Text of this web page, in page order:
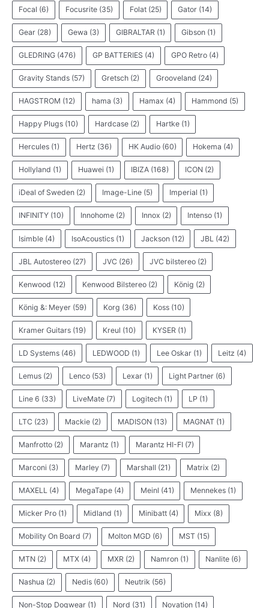
Focal (6) Focusrite (35) Folat (25) Gator (14)
Gear (28) Gewa (3) GIBRALTAR (1) Gibson (1)
GLEDRING (476) GP BATTERIES (4) GPO Retro (4)
Gravity Stands (57) Gretsch (2) Grooveland (24)
HAGSTROM (12) hama (3) Hamax (4) Hammond (5)
Happy Plugs (10) Hardcase (2) Hartke (1)
Hercules (1) Hertz (36) HK Audio (60) Hokema (4)
Hollyland (1) Huawei (1) IBIZA (168) ICON (2)
iDeal of Sweden (2) Image-Line (5) Imperial (1)
INFINITY (10) Innohome (2) Innox (2) Intenso (1)
Isimble (4) IsoAcoustics (1) Jackson (12) JBL (42)
JBL Autostereo (27) JVC (26) JVC bilstereo (2)
Kenwood (12) Kenwood Bilstereo (2) König (2)
König &: Meyer (59) Korg (36) Koss (10)
Kramer Guitars (19) Kreul (10) KYSER (1)
LD Systems (46) LEDWOOD (1) Lee Oskar (1) Leitz (4)
Lemus (2) Lenco (53) Lexar (1) Light Partner (6)
Line 6 (33) LiveMate (7) Logitech (1) LP (1)
LTC (23) Mackie (2) MADISON (13) MAGNAT (1)
Manfrotto (2) Marantz (1) Marantz HI-FI (7)
Marconi (3) Marley (7) Marshall (21) Matrix (2)
MAXELL (4) MegaTape (4) Meinl (41) Mennekes (1)
Micker Pro (1) Midland (1) Minibatt (4) Mixx (8)
Mobility On Board (7) Molton MGD (6) MST (15)
MTN (2) MTX (4) MXR (2) Namron (1) Nanlite (6)
Nashua (2) Nedis (60) Neutrik (56)
Non-Stop Dogwear (1) Nord (31) Novation (14)